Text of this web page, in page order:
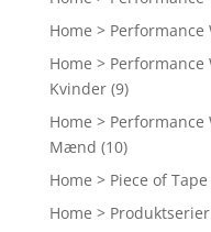
Home >
Home >
Kvinder (9)
Home >
Mænd (10)
Home > Piece of Tape
Home >